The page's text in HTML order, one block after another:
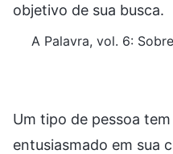
objetivo de sua busca.
A Palavra, vol. 6:
Um tipo de pessoa
entusiasmado em sua